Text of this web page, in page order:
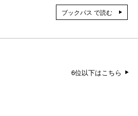
ブックパス で読む
6位以下はこちら